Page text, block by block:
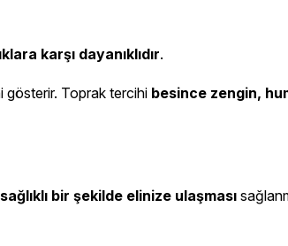
karşı dayanıklıdır.
gösterir. Toprak tercihi besince zengin,
bir şekilde elinize ulaşması